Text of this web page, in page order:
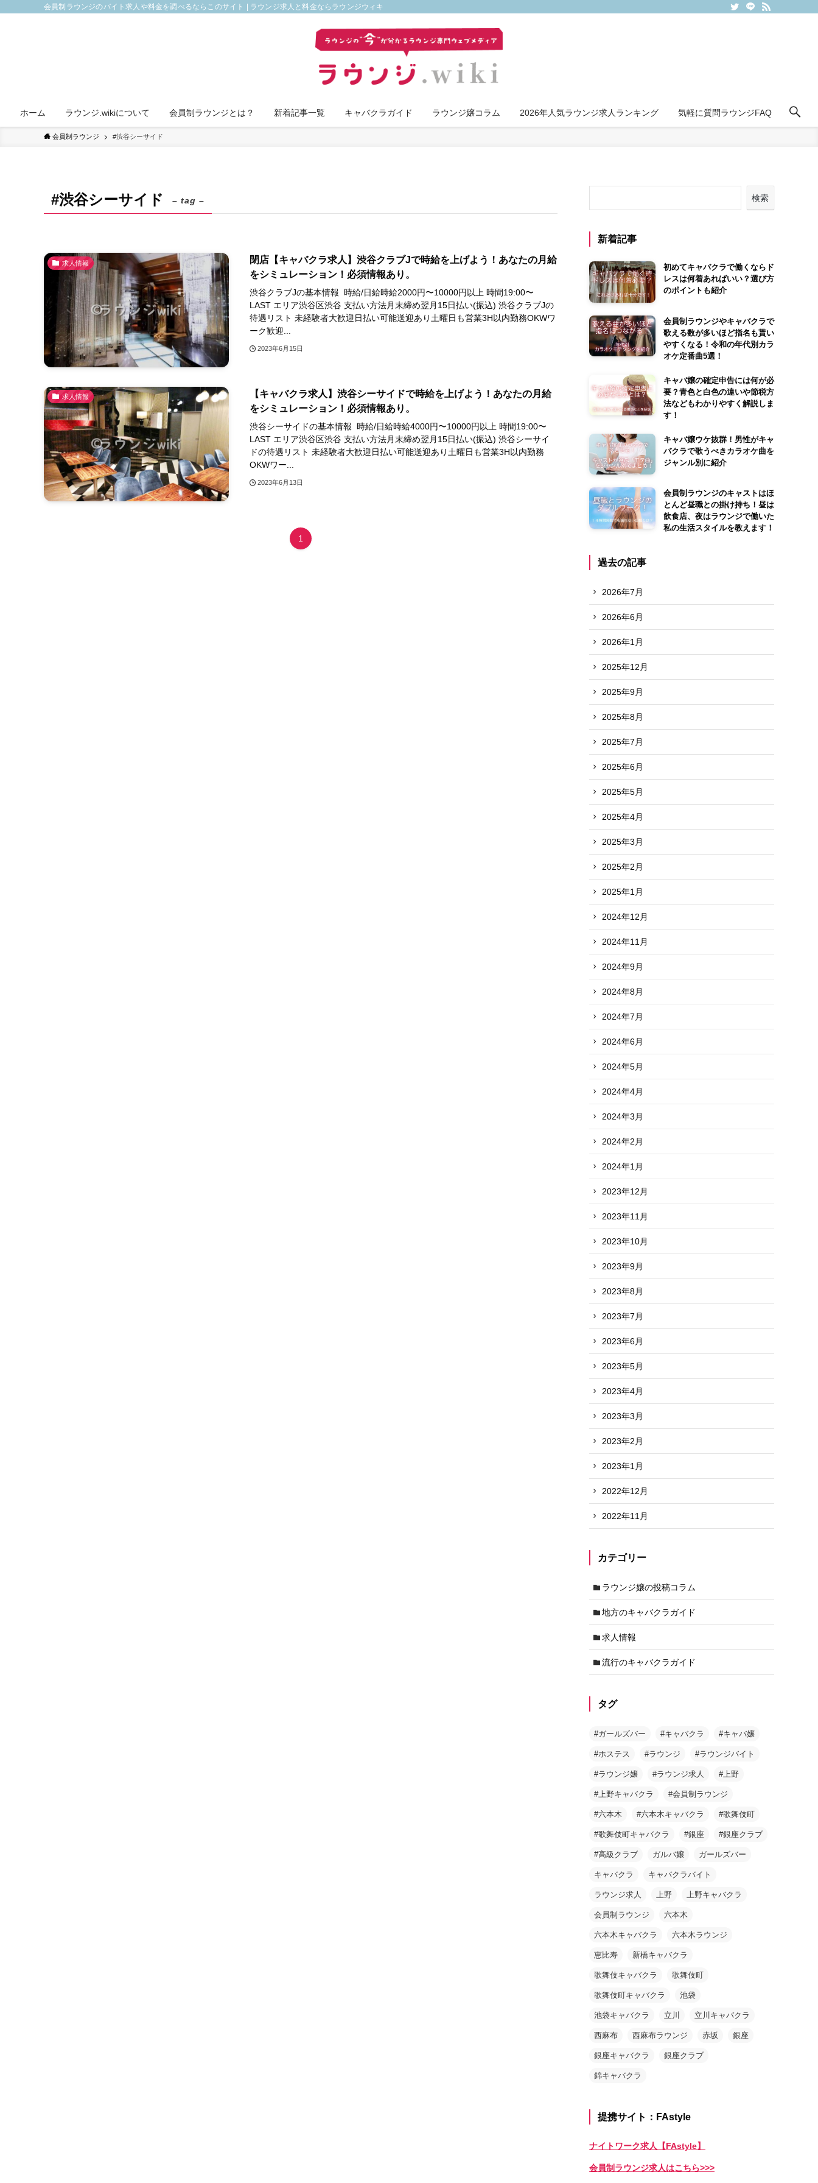
会員制ラウンジのバイト求人や料金を調べるならこのサイト | ラウンジ求人と料金ならラウンジウィキ
ホーム ラウンジ.wikiについて 会員制ラウンジとは？ 新着記事一覧 キャバクラガイド ラウンジ嬢コラム 2026年人気ラウンジ求人ランキング 気軽に質問ラウンジFAQ
会員制ラウンジ #渋谷シーサイド
#渋谷シーサイド – tag –
求人情報
閉店【キャバクラ求人】渋谷クラブJで時給を上げよう！あなたの月給
をシミュレーション！必須情報あり。
渋谷クラブJの基本情報 時給/日給時給2000円〜10000円以上 時間19:00〜
LAST エリア渋谷区渋谷 支払い方法月末締め翌月15日払い(振込) 渋谷クラブJの
待遇リスト 未経験者大歓迎日払い可能送迎あり土曜日も営業3H以内勤務OKWワ
ーク歓迎...
2023年6月15日
求人情報
【キャバクラ求人】渋谷シーサイドで時給を上げよう！あなたの月給
をシミュレーション！必須情報あり。
渋谷シーサイドの基本情報 時給/日給時給4000円〜10000円以上 時間19:00〜
LAST エリア渋谷区渋谷 支払い方法月末締め翌月15日払い(振込) 渋谷シーサイ
ドの待遇リスト 未経験者大歓迎日払い可能送迎あり土曜日も営業3H以内勤務
OKWワー...
2023年6月13日
1
検索
新着記事
初めてキャバクラで働くならド
レスは何着あればいい？選び方
のポイントも紹介
会員制ラウンジやキャバクラで
歌える数が多いほど指名も貰い
やすくなる！令和の年代別カラ
オケ定番曲5選！
キャバ嬢の確定申告には何が必
要？青色と白色の違いや節税方
法などもわかりやすく解説しま
す！
キャバ嬢ウケ抜群！男性がキャ
バクラで歌うべきカラオケ曲を
ジャンル別に紹介
会員制ラウンジのキャストはほ
とんど昼職との掛け持ち！昼は
飲食店、夜はラウンジで働いた
私の生活スタイルを教えます！
過去の記事
2026年7月
2026年6月
2026年1月
2025年12月
2025年9月
2025年8月
2025年7月
2025年6月
2025年5月
2025年4月
2025年3月
2025年2月
2025年1月
2024年12月
2024年11月
2024年9月
2024年8月
2024年7月
2024年6月
2024年5月
2024年4月
2024年3月
2024年2月
2024年1月
2023年12月
2023年11月
2023年10月
2023年9月
2023年8月
2023年7月
2023年6月
2023年5月
2023年4月
2023年3月
2023年2月
2023年1月
2022年12月
2022年11月
カテゴリー
ラウンジ嬢の投稿コラム
地方のキャバクラガイド
求人情報
流行のキャバクラガイド
タグ
#ガールズバー #キャバクラ #キャバ嬢
#ホステス #ラウンジ #ラウンジバイト
#ラウンジ嬢 #ラウンジ求人 #上野
#上野キャバクラ #会員制ラウンジ
#六本木 #六本木キャバクラ #歌舞伎町
#歌舞伎町キャバクラ #銀座 #銀座クラブ
#高級クラブ ガルバ嬢 ガールズバー
キャバクラ キャバクラバイト
ラウンジ求人 上野 上野キャバクラ
会員制ラウンジ 六本木
六本木キャバクラ 六本木ラウンジ
恵比寿 新橋キャバクラ
歌舞伎キャバクラ 歌舞伎町
歌舞伎町キャバクラ 池袋
池袋キャバクラ 立川 立川キャバクラ
西麻布 西麻布ラウンジ 赤坂 銀座
銀座キャバクラ 銀座クラブ
錦キャバクラ
提携サイト：FAstyle
ナイトワーク求人【FAstyle】
会員制ラウンジ求人はこちら>>>